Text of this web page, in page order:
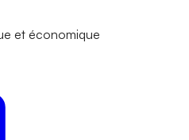
et économique